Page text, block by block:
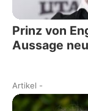
Prinz von
Aussage
Artikel -